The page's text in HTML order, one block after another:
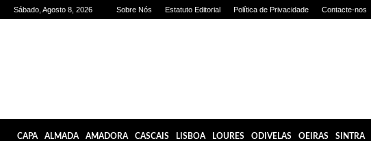
Sábado, Agosto 8, 2026 Sobre Nós Estatuto Editorial Política de Privacidade Contacte-nos
CAPA ALMADA AMADORA CASCAIS LISBOA LOURES ODIVELAS OEIRAS SINTRA